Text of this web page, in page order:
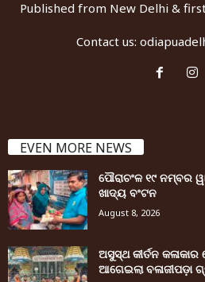
Published from New Delhi &
Contact us:
EVEN MORE NEWS
ପୌରାଚଂଳ ୧୯ ନମ୍ବର
ଖାଦ୍ୟ ବଂଟନ
August 8, 2026
ଅସୁସ୍ଥ କୀର୍ତନ କଳାକାର
ଆଗେଇଲା ବଳାଜୀପଡ଼ା